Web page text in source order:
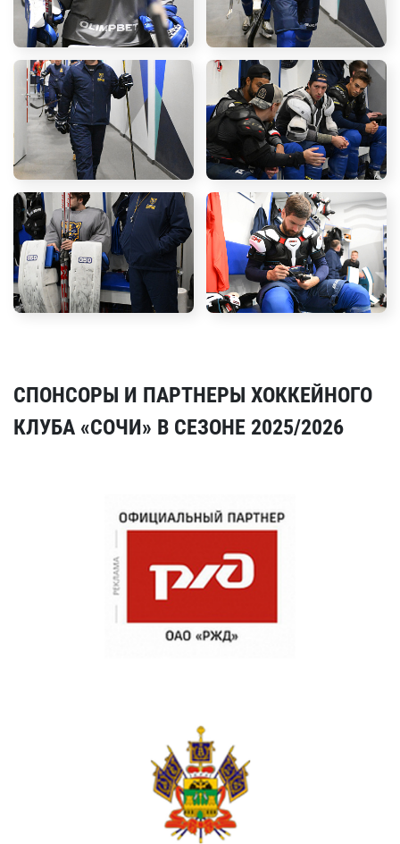
СПОНСОРЫ И ПАРТНЕРЫ ХОККЕЙНОГО
КЛУБА «СОЧИ» В СЕЗОНЕ 2025/2026